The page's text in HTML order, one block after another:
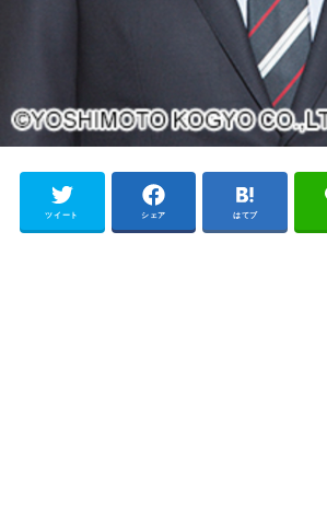
ツイート シェア はてブ